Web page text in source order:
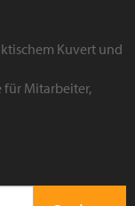
für Mitarbeiter,